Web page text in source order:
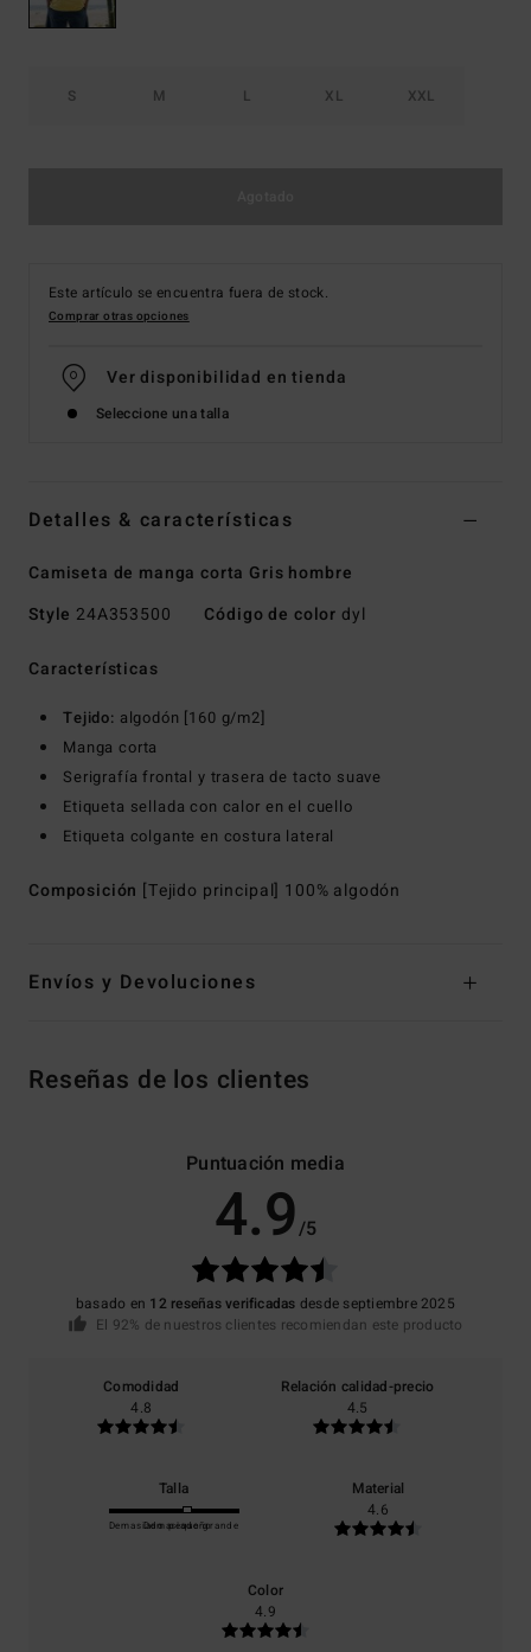
S M L XL XXL
Este artículo se encuentra fuera de stock.
Comprar otras opciones
Ver disponibilidad en tienda
Seleccione una talla
Detalles & características
Camiseta de manga corta Gris hombre
Style 24A353500 Código de color dyl
Características
Tejido: algodón [160 g/m2]
Manga corta
Serigrafía frontal y trasera de tacto suave
Etiqueta sellada con calor en el cuello
Etiqueta colgante en costura lateral
Composición [Tejido principal] 100% algodón
Envíos y Devoluciones
Reseñas de los clientes
Puntuación media
4.9/5
basado en 12 reseñas verificadas desde septiembre 2025
El 92% de nuestros clientes recomiendan este producto
Comodidad
4.8
Relación calidad-precio
4.5
Talla
Demasiado pequeño
Demasiado grande
Material
4.6
Color
4.9